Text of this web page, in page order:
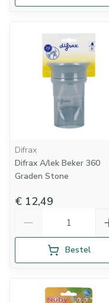
Difrax
Difrax A/lek Beker 360
Graden Stone
€ 12,49
Bestel